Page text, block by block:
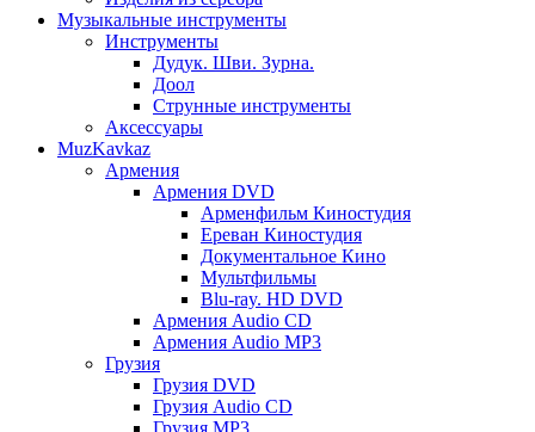
Музыкальные инструменты
Инструменты
Дудук. Шви. Зурна.
Доол
Струнные инструменты
Аксессуары
MuzKavkaz
Армения
Армения DVD
Арменфильм Киностудия
Ереван Киностудия
Документальное Кино
Мультфильмы
Blu-ray. HD DVD
Армения Audio CD
Армения Audio MP3
Грузия
Грузия DVD
Грузия Audio CD
Грузия MP3